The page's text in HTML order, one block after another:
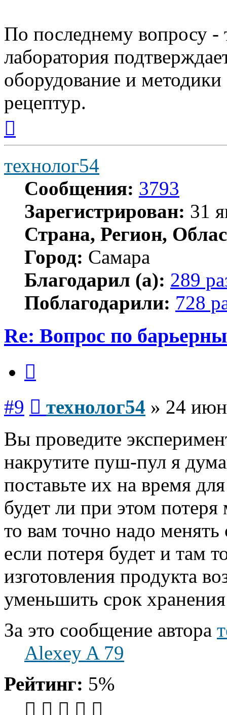
По последнему вопросу -
лаборатория
оборудование и
рецептур.
началу
технолог54
Сообщения: 3793
Зарегистрирован: 31
Страна, Регион,
Город: Самара
Благодарил (а): 289
Поблагодарили: 728
Re: Вопрос по
#9 технолог54 » 24
Вы проведите
накрутите пуш-пул я
поставьте их на время
будет ли при этом
то вам точно надо
если потеря будет и там
изготовления продукта
уменьшить срок
За это сообщение автора
Alexey A 79
Рейтинг: 5%